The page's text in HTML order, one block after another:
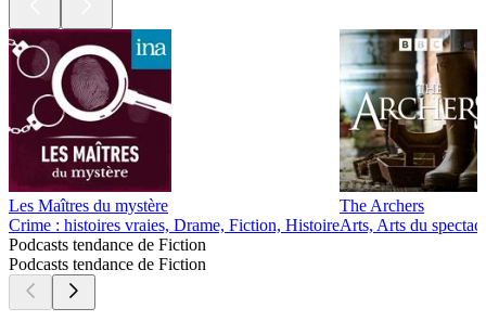
Les Maîtres du mystère
Crime : histoires vraies, Drame, Fiction, Histoire
The Archers
Arts, Arts du
Podcasts tendance de Fiction
Podcasts tendance de Fiction